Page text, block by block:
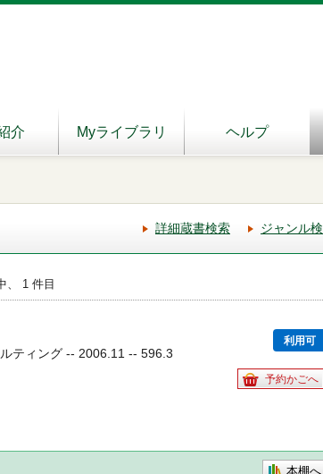
介 Myライブラリ ヘルプ
詳細蔵書検索 ジャンル
、 1 件目
利用可
予約かごへ
ティング -- 2006.11 -- 596.3
本棚へ